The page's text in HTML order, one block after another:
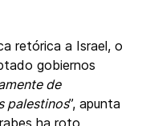
retórica a Israel, o
gobiernos
de
palestinos”, apunta
ha roto